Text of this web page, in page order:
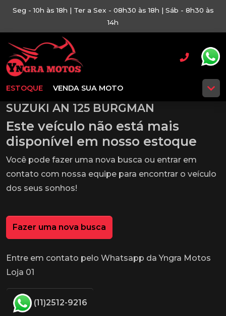
Seg - 10h às 18h | Ter a Sex - 08h30 às 18h | Sáb - 8h30 às
14h
ESTOQUE VENDA SUA MOTO
SUZUKI AN 125 BURGMAN
Este veículo não está mais
disponível em nosso estoque
Você pode fazer uma nova busca ou entrar em
contato com nossa equipe para encontrar o veículo
dos seus sonhos!
Fazer uma nova busca
Entre em contato pelo Whatsapp da Yngra Motos
Loja 01
(11)2512-9216